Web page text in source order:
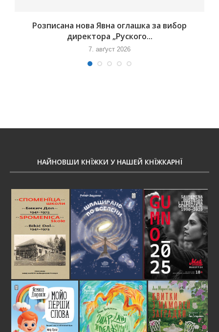
Розписана нова Явна оглашка за вибор
директора „Руского...
7. авґуст 2026
НАЙНОВШИ КНЇЖКИ У НАШЕЙ КНЇЖКАРНЇ